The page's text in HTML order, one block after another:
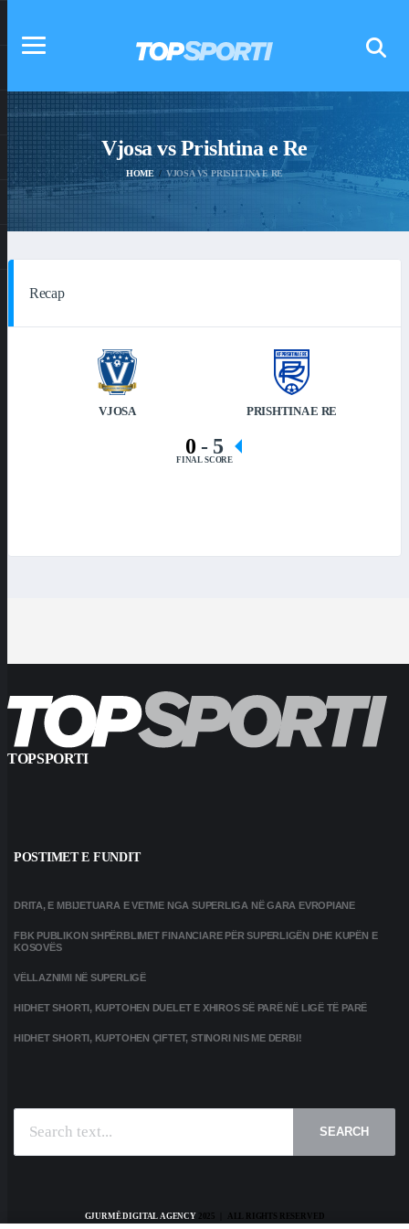
Vjosa vs Prishtina e Re
HOME VJOSA VS PRISHTINA E RE
Recap
VJOSA PRISHTINA E RE
0- 5
FINAL SCORE
TOPSPORTI
POSTIMET E FUNDIT
DRITA, E MBIJETUARA E VETME NGA SUPERLIGA NË GARA EVROPIANE
FBK PUBLIKON SHPËRBLIMET FINANCIARE PËR SUPERLIGËN DHE KUPËN E
KOSOVËS
VËLLAZNIMI NË SUPERLIGË
HIDHET SHORTI, KUPTOHEN DUELET E XHIROS SË PARË NË LIGË TË PARË
HIDHET SHORTI, KUPTOHEN ÇIFTET, STINORI NIS ME DERBI!
SEARCH
GJURMË DIGITAL AGENCY2025 | ALL RIGHTS RESERVED